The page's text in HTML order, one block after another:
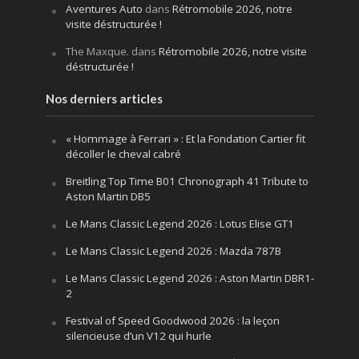
Aventures Auto dans Rétromobile 2026, notre
visite déstructurée !
The Maxque. dans Rétromobile 2026, notre visite
déstructurée !
Nos derniers articles
« Hommage à Ferrari » : Et la Fondation Cartier fit
décoller le cheval cabré
Breitling Top Time B01 Chronograph 41 Tribute to
Aston Martin DB5
Le Mans Classic Legend 2026 : Lotus Elise GT1
Le Mans Classic Legend 2026 : Mazda 787B
Le Mans Classic Legend 2026 : Aston Martin DBR1-
2
Festival of Speed Goodwood 2026 : la leçon
silencieuse d’un V12 qui hurle